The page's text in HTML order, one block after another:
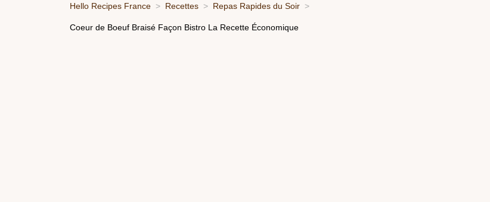
Hello Recipes France Recettes Repas Rapides du Soir
Coeur de Boeuf Braisé Façon Bistro La Recette Économique